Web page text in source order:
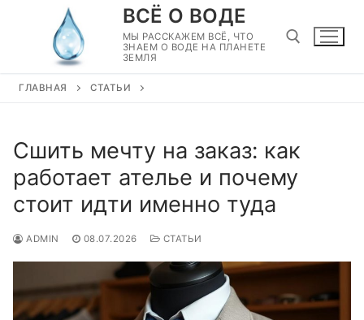
содержимому
ВСЁ О ВОДЕ
МЫ РАССКАЖЕМ ВСЁ, ЧТО
ЗНАЕМ О ВОДЕ НА ПЛАНЕТЕ
ЗЕМЛЯ
ГЛАВНАЯ СТАТЬИ
Сшить мечту на заказ: как
работает ателье и почему
стоит идти именно туда
ADMIN 08.07.2026 СТАТЬИ